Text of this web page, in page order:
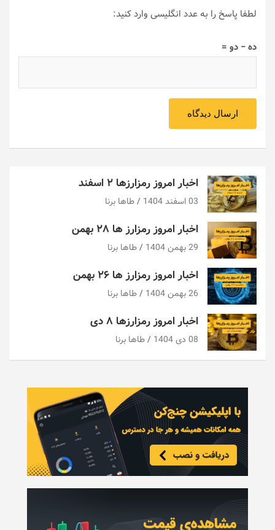
لطفا پاسخ را به عدد انگلیسی وارد کنید:
ده − دو =
اخبار امروز رمزارزها ۲ اسفند
03 اسفند 1404 طاها برنا
اخبار امروز رمزارز ها ۲۸ بهمن
29 بهمن 1404 طاها برنا
اخبار امروز رمزارز ها ۲۶ بهمن
26 بهمن 1404 طاها برنا
اخبار امروز رمزارزها ۸ دی
08 دی 1404 طاها برنا